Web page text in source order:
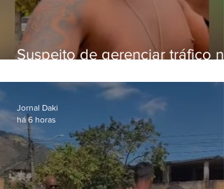
Suspeito de gerenciar tráfico na
foragido
Jornal Daki
há 6 horas